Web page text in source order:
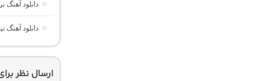
دانلود آهنگ
دانلود
ارسال نظر